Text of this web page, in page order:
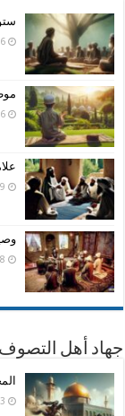
26
26
19
8 يوليو، 2024
جهاد أهل التصوف
3 مايو، 2026